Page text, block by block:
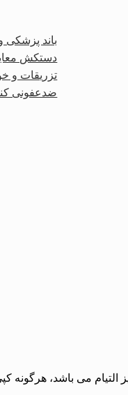
باند پزشکی
دستکش
تزریقات و
ضدعفونی
می باشد، هرگونه